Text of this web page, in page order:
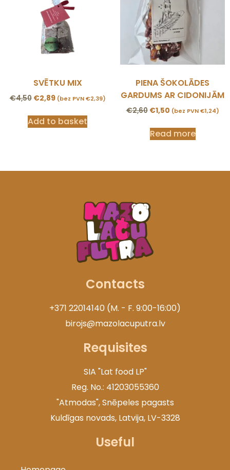
SVĒTKU MIX
€4,50 €2,89 (bez PVN€2,39)
Add to basket
PIENA ŠOKOLĀDES
GARDUMS AR CIDONIJĀM
€2,60 €1,50 (bez PVN€1,24)
Read more
Contacts
+371 22014140 (M. - F. 9:00-16:00)
birojs@mazolacuputra.lv
Requisites
SIA "Lat food LP"
Reg. No.: 41203055360
"Atmodas", Snēpeles pagasts
Kuldīgas novads, Latvija, LV-3328
Useful